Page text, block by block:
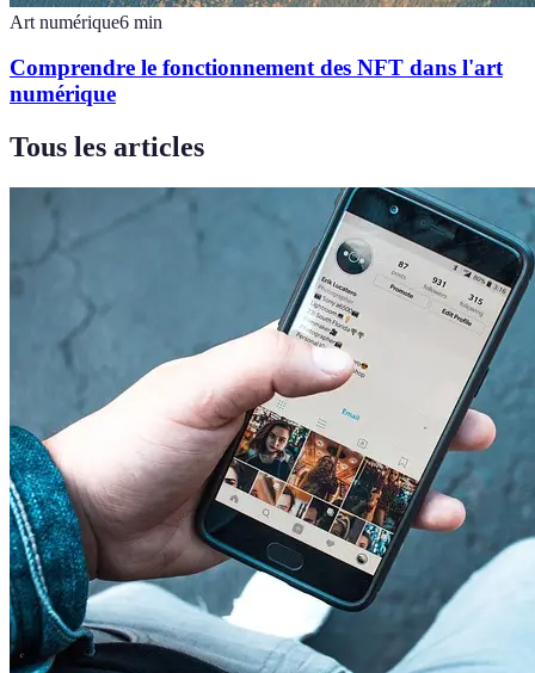
Art numérique6 min
Comprendre le fonctionnement des NFT dans l'art
numérique
Tous les articles